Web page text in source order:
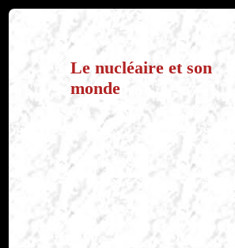
Le nucléaire et son
monde